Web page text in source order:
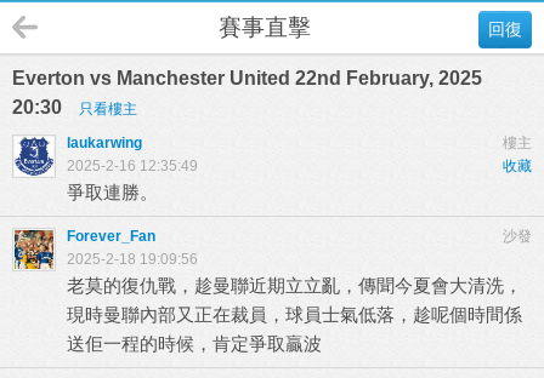
回復
賽事直擊
Everton vs Manchester United 22nd February, 2025
20:30
只看樓主
樓主
laukarwing
收藏
2025-2-16 12:35:49
爭取連勝。
沙發
Forever_Fan
2025-2-18 19:09:56
老莫的復仇戰，趁曼聯近期立立亂，傳聞今夏會大清洗，
現時曼聯內部又正在裁員，球員士氣低落，趁呢個時間係
送佢一程的時候，肯定爭取贏波